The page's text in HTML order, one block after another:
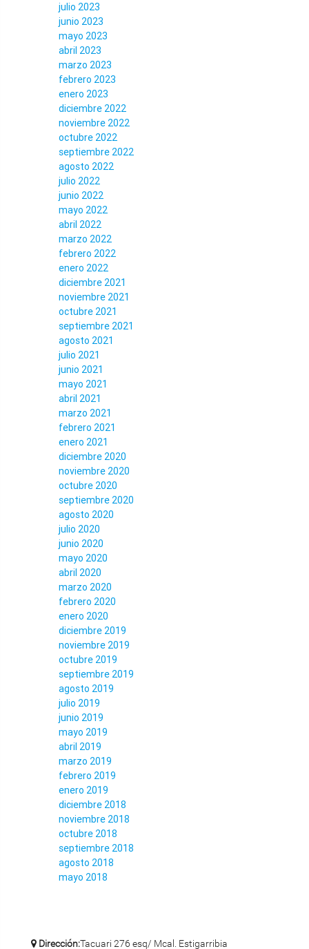
julio 2023
junio 2023
mayo 2023
abril 2023
marzo 2023
febrero 2023
enero 2023
diciembre 2022
noviembre 2022
octubre 2022
septiembre 2022
agosto 2022
julio 2022
junio 2022
mayo 2022
abril 2022
marzo 2022
febrero 2022
enero 2022
diciembre 2021
noviembre 2021
octubre 2021
septiembre 2021
agosto 2021
julio 2021
junio 2021
mayo 2021
abril 2021
marzo 2021
febrero 2021
enero 2021
diciembre 2020
noviembre 2020
octubre 2020
septiembre 2020
agosto 2020
julio 2020
junio 2020
mayo 2020
abril 2020
marzo 2020
febrero 2020
enero 2020
diciembre 2019
noviembre 2019
octubre 2019
septiembre 2019
agosto 2019
julio 2019
junio 2019
mayo 2019
abril 2019
marzo 2019
febrero 2019
enero 2019
diciembre 2018
noviembre 2018
octubre 2018
septiembre 2018
agosto 2018
mayo 2018
Dirección:Tacuari 276 esq/ Mcal. Estigarribia